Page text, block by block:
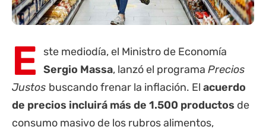
E
ste mediodía, el Ministro de Economía
Sergio Massa, lanzó el programa Precios
Justos buscando frenar la inflación. El acuerdo
de precios incluirá más de 1.500 productos de
consumo masivo de los rubros alimentos,